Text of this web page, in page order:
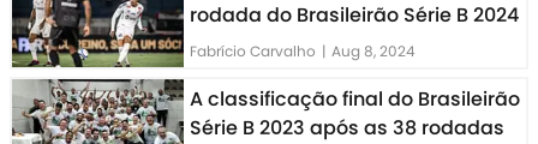
rodada do Brasileirão Série B 2024
Fabrício Carvalho | Aug 8, 2024
A classificação final do Brasileirão
Série B 2023 após as 38 rodadas